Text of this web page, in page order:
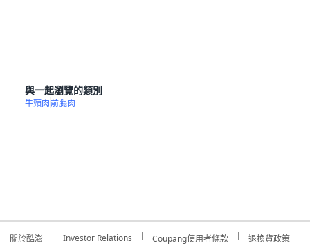
與一起瀏覽的類別
牛頸肉前腿肉
關於酷澎 Investor Relations Coupang使用者條款
退換貨政策